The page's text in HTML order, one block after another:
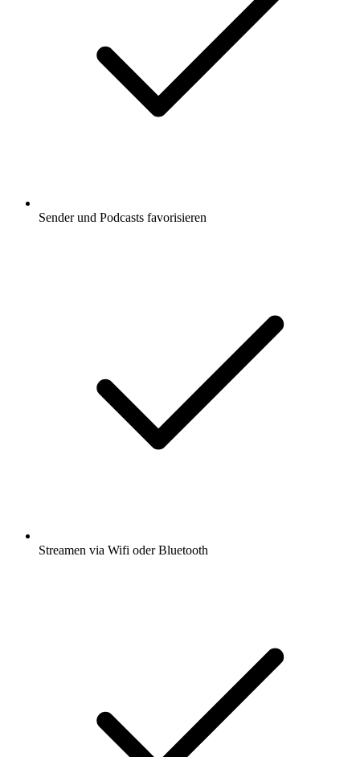
Sender und Podcasts favorisieren
Streamen via Wifi oder Bluetooth